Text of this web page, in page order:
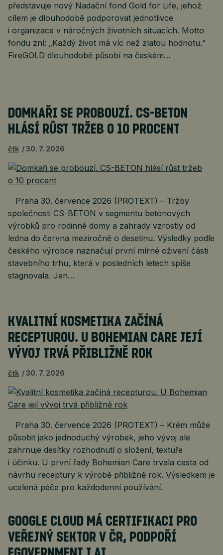
představuje nový Nadační fond Gold for Life, jehož
cílem je dlouhodobě podporovat jednotlivce
i organizace v náročných životních situacích. Motto
fondu zní: „Každý život má víc než zlatou hodnotu.“
FireGOLD dlouhodobě působí na českém…
DOMKAŘI SE PROBOUZÍ. CS-BETON
HLÁSÍ RŮST TRŽEB O 10 PROCENT
čtk 30. 7. 2026
Praha 30. července 2026 (PROTEXT) – Tržby
společnosti CS-BETON v segmentu betonových
výrobků pro rodinné domy a zahrady vzrostly od
ledna do června meziročně o desetinu. Výsledky podle
českého výrobce naznačují první mírné oživení části
stavebního trhu, která v posledních letech spíše
stagnovala. Jen…
KVALITNÍ KOSMETIKA ZAČÍNÁ
RECEPTUROU. U BOHEMIAN CARE JEJÍ
VÝVOJ TRVÁ PŘIBLIŽNĚ ROK
čtk 30. 7. 2026
Praha 30. července 2026 (PROTEXT) – Krém může
působit jako jednoduchý výrobek, jeho vývoj ale
zahrnuje desítky rozhodnutí o složení, textuře
i účinku. U první řady Bohemian Care trvala cesta od
návrhu receptury k výrobě přibližně rok. Výsledkem je
ucelená péče pro každodenní používání.
GOOGLE CLOUD MÁ CERTIFIKACI PRO
VEŘEJNÝ SEKTOR V ČR, PODPOŘÍ